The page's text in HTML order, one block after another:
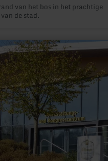
van het bos in het prachtige
de stad.